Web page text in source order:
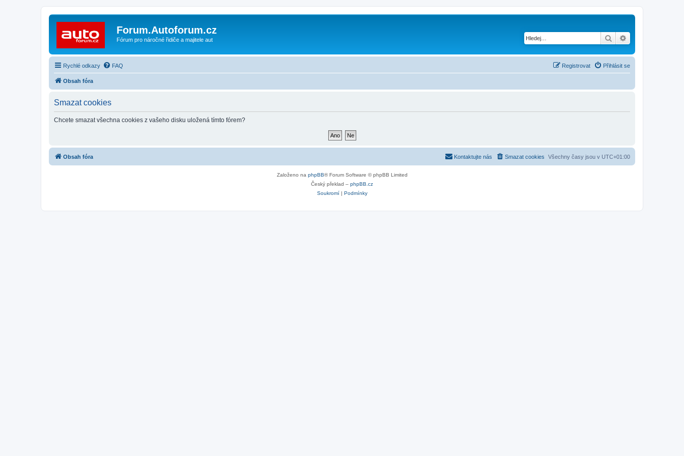
Forum.Autoforum.cz
Fórum pro náročné řidiče a majitele aut Hledat
Rychlé odkazy FAQ Přihlásit se
Registrovat
Obsah fóra
Smazat cookies
Chcete smazat všechna cookies z vašeho disku uložená tímto fórem?
Obsah fóra Všechny časy jsou v UTC+01:00
Smazat cookies
Kontaktujte nás
Založeno na phpBB® Forum Software © phpBB Limited
Český překlad – phpBB.cz
Soukromí| Podmínky